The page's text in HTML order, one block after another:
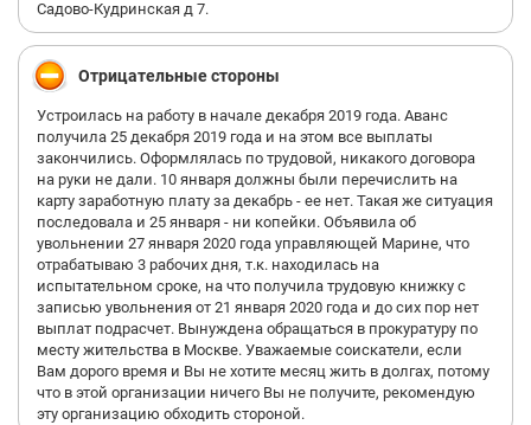
Садово-Кудринская д 7.
Отрицательные стороны
Устроилась на работу в начале декабря 2019 года. Аванс
получила 25 декабря 2019 года и на этом все выплаты
закончились. Оформлялась по трудовой, никакого договора
на руки не дали. 10 января должны были перечислить на
карту заработную плату за декабрь - ее нет. Такая же ситуация
последовала и 25 января - ни копейки. Объявила об
увольнении 27 января 2020 года управляющей Марине, что
отрабатываю 3 рабочих дня, т.к. находилась на
испытательном сроке, на что получила трудовую книжку с
записью увольнения от 21 января 2020 года и до сих пор нет
выплат подрасчет. Вынуждена обращаться в прокуратуру по
месту жительства в Москве. Уважаемые соискатели, если
Вам дорого время и Вы не хотите месяц жить в долгах, потому
что в этой организации ничего Вы не получите, рекомендую
эту организацию обходить стороной.